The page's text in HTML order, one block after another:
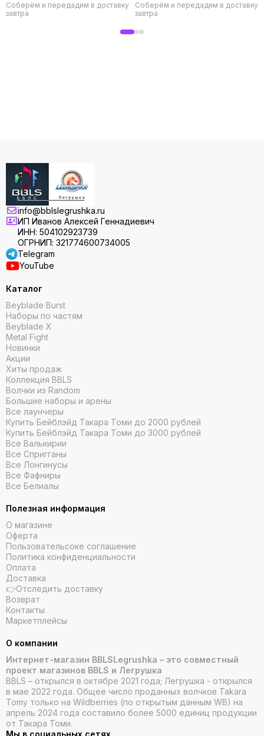
Соберём и передадим в доставку
завтра
Соберём и передадим в доставку
завтра
info@bblslegrushka.ru
ИП Иванов Алексей Геннадиевич
ИНН: 504102923739
ОГРНИП: 321774600734005
Telegram
YouTube
Каталог
Beyblade Burst
Наборы по частям
Beyblade X
Metal Fight
Новинки
Акции
Хиты продаж
Коллекция BBLS
Волчки из Random
Большие наборы и арены
Все лаунчеры
Купить Бейблэйд Такара Томи до 2000 рублей
Купить Бейблэйд Такара Томи до 3000 рублей
Все Валькирии
Все Спригганы
Все Лонгинусы
Все Фафниры
Все Белиалы
Полезная информация
О магазине
Оферта
Пользовательсоке соглашение
Политика конфиденциальности
Оплата
Доставка
👉Отследить доставку
Возврат
Контакты
Маркетплейсы
О компании
Интернет-магазин BBLSLegrushka – это совместный
проект магазинов BBLS и Легрушка
BBLS – открылся в октябре 2021 года; Легрушка - открылся
в мае 2022 года. Общее число проданных волчков Takara
Tomy только на Wildberries (по открытым данным WB) на
апрель 2024 года составило более 5000 единиц продукции
от Такара Томи.
Мы в социальных сетях